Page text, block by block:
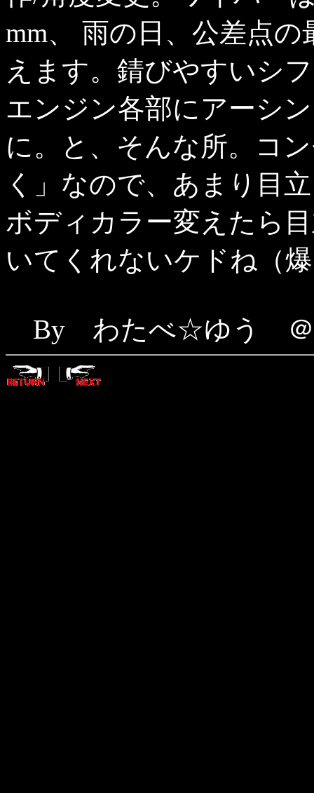
mm、 雨の日、公差点
えます。錆びやすいシ
エンジン各部にアーシ
に。と、そんな所。コ
く」なので、あまり目
ボディカラー変えたら
いてくれないケドね（
By わたべ☆ゆう ＠